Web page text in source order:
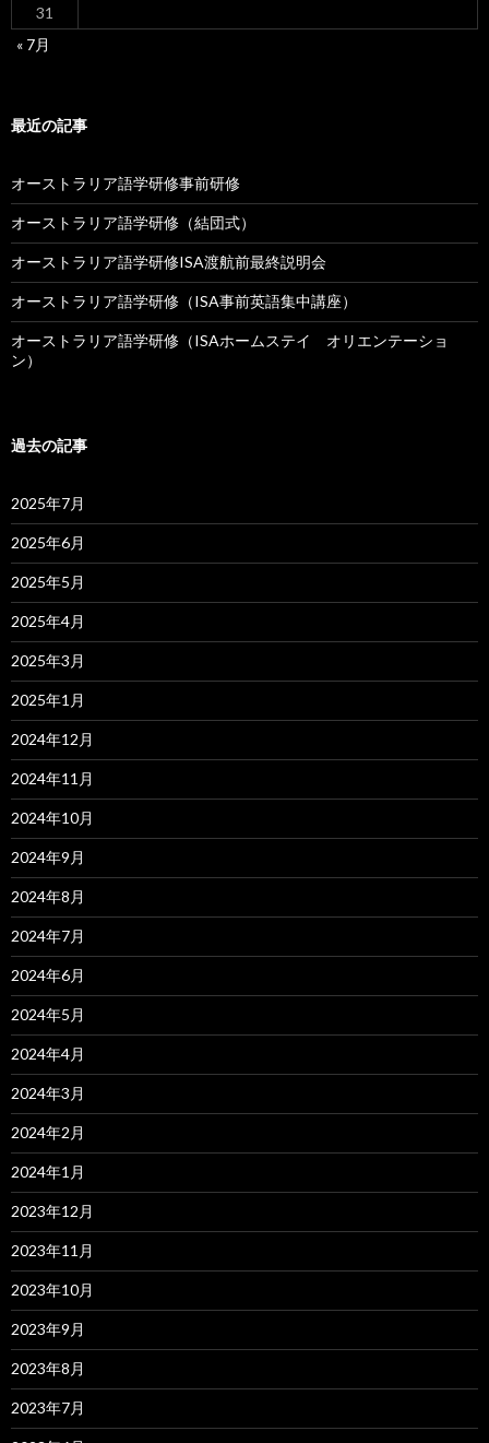
31
« 7月
最近の記事
オーストラリア語学研修事前研修
オーストラリア語学研修（結団式）
オーストラリア語学研修ISA渡航前最終説明会
オーストラリア語学研修（ISA事前英語集中講座）
オーストラリア語学研修（ISAホームステイ オリエンテーショ
ン）
過去の記事
2025年7月
2025年6月
2025年5月
2025年4月
2025年3月
2025年1月
2024年12月
2024年11月
2024年10月
2024年9月
2024年8月
2024年7月
2024年6月
2024年5月
2024年4月
2024年3月
2024年2月
2024年1月
2023年12月
2023年11月
2023年10月
2023年9月
2023年8月
2023年7月